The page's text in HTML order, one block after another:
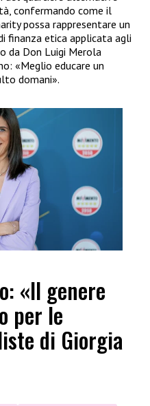
confermando come il
possa rappresentare un
finanza etica applicata agli
da Don Luigi Merola
«Meglio educare un
domani».
«Il genere
per le
di Giorgia